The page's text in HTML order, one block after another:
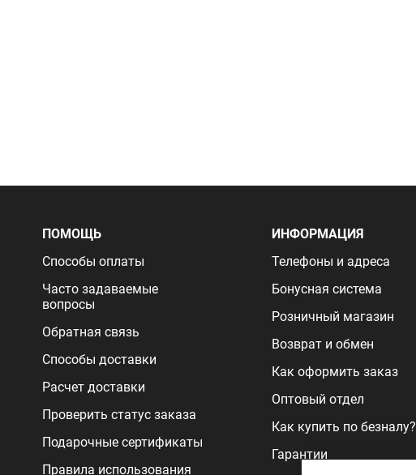
ПОМОЩЬ
Способы оплаты
Часто задаваемые
вопросы
Обратная связь
Способы доставки
Расчет доставки
Проверить статус заказа
Подарочные сертификаты
Правила использования
ИНФОРМАЦИЯ
Телефоны и адреса
Бонусная система
Розничный магазин
Возврат и обмен
Как оформить заказ
Оптовый отдел
Как купить по безналу?
Гарантии